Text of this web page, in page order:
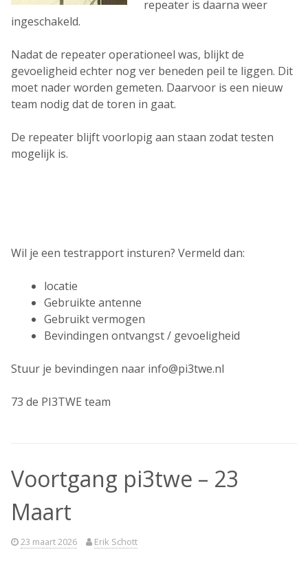
repeater is daarna weer
ingeschakeld.
Nadat de repeater operationeel was, blijkt de
gevoeligheid echter nog ver beneden peil te liggen. Dit
moet nader worden gemeten. Daarvoor is een nieuw
team nodig dat de toren in gaat.
De repeater blijft voorlopig aan staan zodat testen
mogelijk is.
Wil je een testrapport insturen? Vermeld dan:
locatie
Gebruikte antenne
Gebruikt vermogen
Bevindingen ontvangst / gevoeligheid
Stuur je bevindingen naar info@pi3twe.nl
73 de PI3TWE team
Voortgang pi3twe – 23
Maart
23 maart 2026 Erik Schott